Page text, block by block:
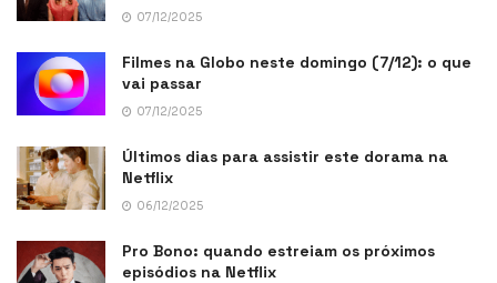
07/12/2025
Filmes na Globo neste domingo (7/12): o que
vai passar
07/12/2025
Últimos dias para assistir este dorama na
Netflix
06/12/2025
Pro Bono: quando estreiam os próximos
episódios na Netflix